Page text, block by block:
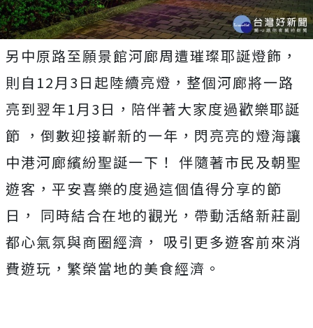
另中原路至願景館河廊周遭璀璨耶誕燈飾，
則自12月3日起陸續亮燈，整個河廊將一路
亮到翌年1月3日，陪伴著大家度過歡樂耶誕
節 ，倒數迎接嶄新的一年，閃亮亮的燈海讓
中港河廊繽紛聖誕一下！ 伴隨著市民及朝聖
遊客，平安喜樂的度過這個值得分享的節
日， 同時結合在地的觀光，帶動活絡新莊副
都心氣氛與商圈經濟， 吸引更多遊客前來消
費遊玩，繁榮當地的美食經濟。